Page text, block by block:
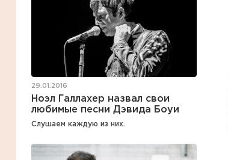
29.01.2016
Ноэл Галлахер назвал свои
любимые песни Дэвида Боуи
Слушаем каждую из них.